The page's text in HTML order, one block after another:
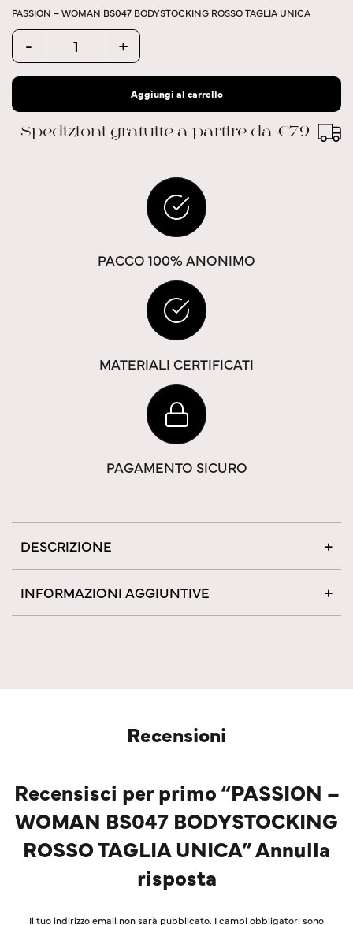
PASSION – WOMAN BS047 BODYSTOCKING ROSSO TAGLIA UNICA
Quantity
- +
Aggiungi al carrello
Spedizioni gratuite a partire da €79
PACCO 100% ANONIMO
MATERIALI CERTIFICATI
PAGAMENTO SICURO
DESCRIZIONE
INFORMAZIONI AGGIUNTIVE
Recensioni
Recensisci per primo “PASSION –
WOMAN BS047 BODYSTOCKING
ROSSO TAGLIA UNICA” Annulla
risposta
Il tuo indirizzo email non sarà pubblicato. I campi obbligatori sono